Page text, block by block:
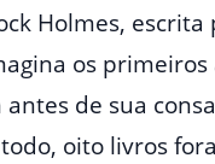
Holmes,
os primeiros
de sua
oito livros